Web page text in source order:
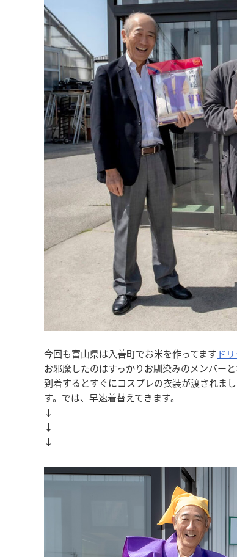
今回も富山県は入善町でお米を作ってます ド
お邪魔したのはすっかりお馴染みのメンバー
到着するとすぐにコスプレの衣装が渡されま
す。では、早速着替えてきます。
↓
↓
↓